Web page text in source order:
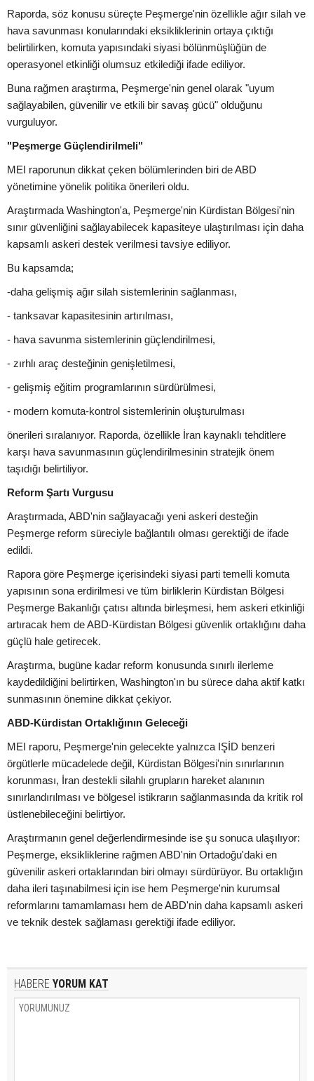
Raporda, söz konusu süreçte Peşmerge'nin özellikle ağır silah ve
hava savunması konularındaki eksikliklerinin ortaya çıktığı
belirtilirken, komuta yapısındaki siyasi bölünmüşlüğün de
operasyonel etkinliği olumsuz etkilediği ifade ediliyor.
Buna rağmen araştırma, Peşmerge'nin genel olarak "uyum
sağlayabilen, güvenilir ve etkili bir savaş gücü" olduğunu
vurguluyor.
"Peşmerge Güçlendirilmeli"
MEI raporunun dikkat çeken bölümlerinden biri de ABD
yönetimine yönelik politika önerileri oldu.
Araştırmada Washington'a, Peşmerge'nin Kürdistan Bölgesi'nin
sınır güvenliğini sağlayabilecek kapasiteye ulaştırılması için daha
kapsamlı askeri destek verilmesi tavsiye ediliyor.
Bu kapsamda;
-daha gelişmiş ağır silah sistemlerinin sağlanması,
- tanksavar kapasitesinin artırılması,
- hava savunma sistemlerinin güçlendirilmesi,
- zırhlı araç desteğinin genişletilmesi,
- gelişmiş eğitim programlarının sürdürülmesi,
- modern komuta-kontrol sistemlerinin oluşturulması
önerileri sıralanıyor. Raporda, özellikle İran kaynaklı tehditlere
karşı hava savunmasının güçlendirilmesinin stratejik önem
taşıdığı belirtiliyor.
Reform Şartı Vurgusu
Araştırmada, ABD'nin sağlayacağı yeni askeri desteğin
Peşmerge reform süreciyle bağlantılı olması gerektiği de ifade
edildi.
Rapora göre Peşmerge içerisindeki siyasi parti temelli komuta
yapısının sona erdirilmesi ve tüm birliklerin Kürdistan Bölgesi
Peşmerge Bakanlığı çatısı altında birleşmesi, hem askeri etkinliği
artıracak hem de ABD-Kürdistan Bölgesi güvenlik ortaklığını daha
güçlü hale getirecek.
Araştırma, bugüne kadar reform konusunda sınırlı ilerleme
kaydedildiğini belirtirken, Washington'ın bu sürece daha aktif katkı
sunmasının önemine dikkat çekiyor.
ABD-Kürdistan Ortaklığının Geleceği
MEI raporu, Peşmerge'nin gelecekte yalnızca IŞİD benzeri
örgütlerle mücadelede değil, Kürdistan Bölgesi'nin sınırlarının
korunması, İran destekli silahlı grupların hareket alanının
sınırlandırılması ve bölgesel istikrarın sağlanmasında da kritik rol
üstlenebileceğini belirtiyor.
Araştırmanın genel değerlendirmesinde ise şu sonuca ulaşılıyor:
Peşmerge, eksikliklerine rağmen ABD'nin Ortadoğu'daki en
güvenilir askeri ortaklarından biri olmayı sürdürüyor. Bu ortaklığın
daha ileri taşınabilmesi için ise hem Peşmerge'nin kurumsal
reformlarını tamamlaması hem de ABD'nin daha kapsamlı askeri
ve teknik destek sağlaması gerektiği ifade ediliyor.
HABERE YORUM KAT